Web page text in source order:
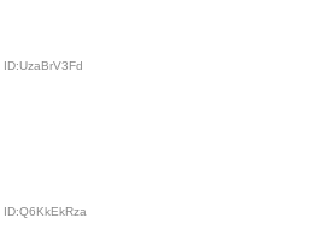
ID:UzaBrV3Fd
ID:Q6KkEkRza